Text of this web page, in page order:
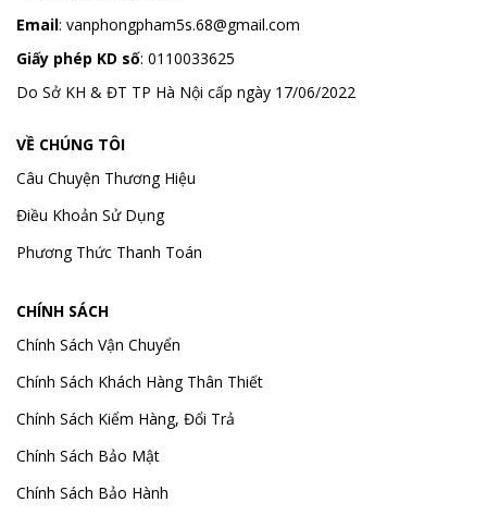
Email: vanphongpham5s.68@gmail.com
Giấy phép KD số: 0110033625
Do Sở KH & ĐT TP Hà Nội cấp ngày 17/06/2022
VỀ CHÚNG TÔI
Câu Chuyện Thương Hiệu
Điều Khoản Sử Dụng
Phương Thức Thanh Toán
CHÍNH SÁCH
Chính Sách Vận Chuyển
Chính Sách Khách Hàng Thân Thiết
Chính Sách Kiểm Hàng, Đổi Trả
Chính Sách Bảo Mật
Chính Sách Bảo Hành